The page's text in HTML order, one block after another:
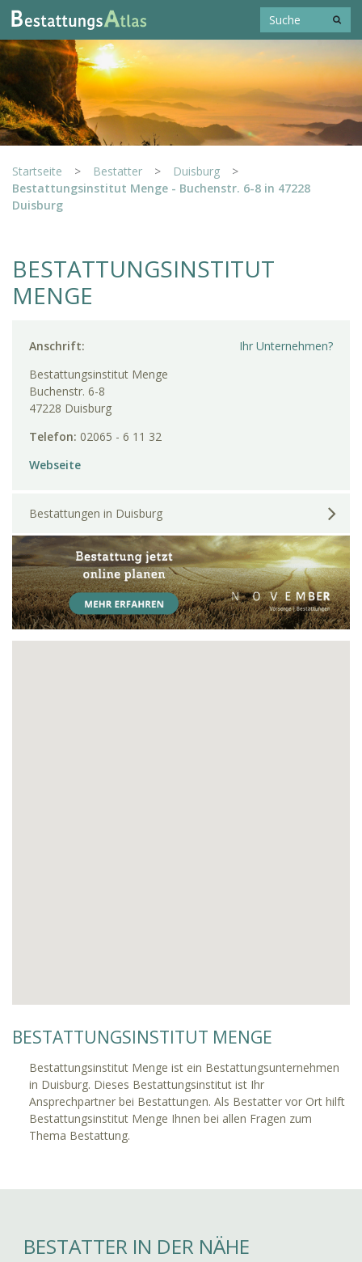
Startseite > Bestatter > Duisburg
>
Bestattungsinstitut Menge - Buchenstr. 6-8 in 47228
Duisburg
BESTATTUNGSINSTITUT
MENGE
Ihr Unternehmen?
Anschrift:
Bestattungsinstitut Menge
Buchenstr. 6-8
47228 Duisburg
Telefon: 02065 - 6 11 32
Webseite
Bestattungen in Duisburg
BESTATTUNGSINSTITUT MENGE
Bestattungsinstitut Menge ist ein Bestattungsunternehmen
in Duisburg. Dieses Bestattungsinstitut ist Ihr
Ansprechpartner bei Bestattungen. Als Bestatter vor Ort hilft
Bestattungsinstitut Menge Ihnen bei allen Fragen zum
Thema Bestattung.
BESTATTER IN DER NÄHE